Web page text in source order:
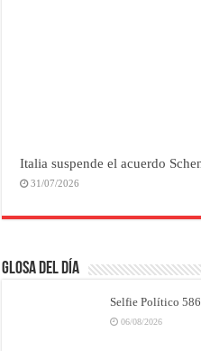
Italia suspende el acuerdo
31/07/2026
Glosa del Día
Selfie Político 586
06/08/2026